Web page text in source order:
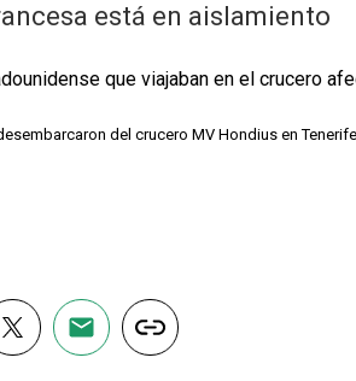
está en aislamiento
del crucero MV Hondius en